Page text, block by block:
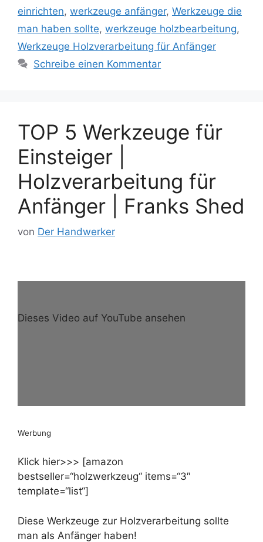
einrichten, werkzeuge anfänger, Werkzeuge die
man haben sollte, werkzeuge holzbearbeitung,
Werkzeuge Holzverarbeitung für Anfänger
Schreibe einen Kommentar
TOP 5 Werkzeuge für
Einsteiger |
Holzverarbeitung für
Anfänger | Franks Shed
von Der Handwerker
Dieses Video auf YouTube ansehen
Werbung
Klick hier>>> [amazon
bestseller=“holzwerkzeug“ items=“3″
template=“list“]
Diese Werkzeuge zur Holzverarbeitung sollte
man als Anfänger haben!